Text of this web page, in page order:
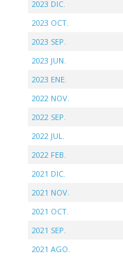
2023 DIC.
2023 OCT.
2023 SEP.
2023 JUN.
2023 ENE.
2022 NOV.
2022 SEP.
2022 JUL.
2022 FEB.
2021 DIC.
2021 NOV.
2021 OCT.
2021 SEP.
2021 AGO.